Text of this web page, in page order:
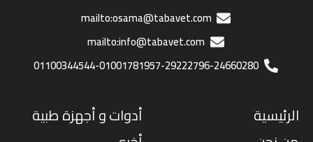
mailto:osama@tabavet.com
mailto:info@tabavet.com
01100344544-01001781957-29222796-24660280
الرئيسية
أدوات و أجهزة طبية